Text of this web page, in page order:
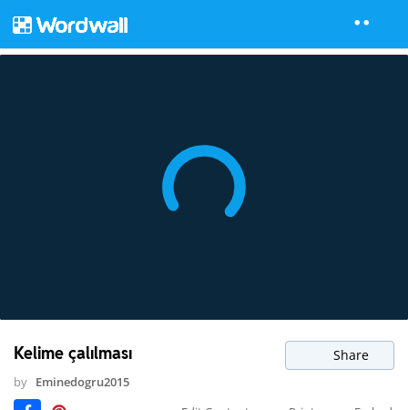
Kelime çalılması Share
by Eminedogru2015